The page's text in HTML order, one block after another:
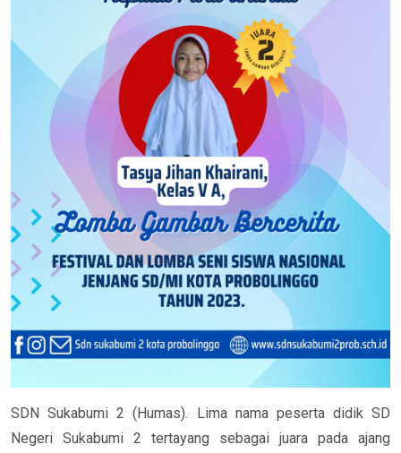
SDN Sukabumi 2(Humas). Limanama peserta didik SD
Negeri Sukabumi 2 tertayang sebagai juara pada ajang